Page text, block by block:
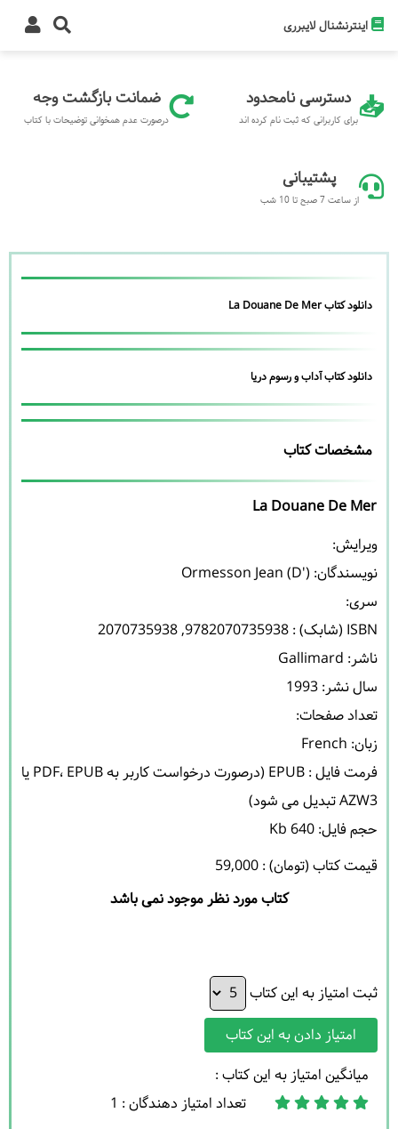
اینترنشنال لایبرری
دسترسی نامحدود
برای کاربرانی که ثبت نام کرده اند
ضمانت بازگشت وجه
درصورت عدم همخوانی توضیحات با کتاب
پشتیبانی
از ساعت 7 صبح تا 10 شب
دانلود کتاب La Douane De Mer
دانلود کتاب آداب و رسوم دریا
مشخصات کتاب
La Douane De Mer
نویسندگان: Ormesson Jean (d')
حجم فایل: 640 Kb
قیمت کتاب (تومان) : 59,000
کتاب مورد نظر موجود نمی باشد
ثبت امتیاز به این کتاب
امتیاز دادن به این کتاب
میانگین امتیاز به این کتاب :
تعداد امتیاز دهندگان : 1